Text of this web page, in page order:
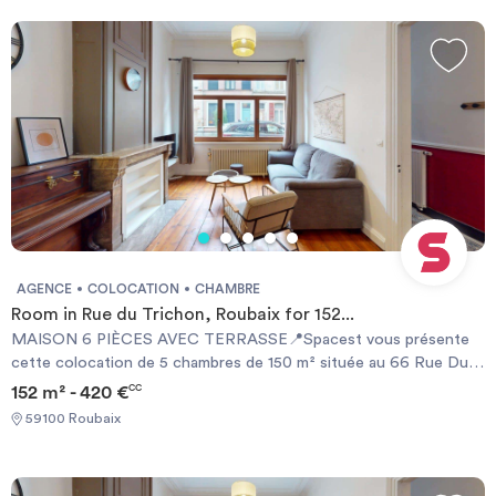
AGENCE COLOCATION CHAMBRE
Room in Rue du Trichon, Roubaix for 152...
MAISON 6 PIÈCES AVEC TERRASSE📍Spacest vous présente
cette colocation de 5 chambres de 150 m² située au 66 Rue Du
Trichon à Roubaix (59100).💤LA CHAMBRECette chambre est
équipée d'un lit double, d'un bureau, d'une chaise et d'un miroir.🛋
LES ESPACES COMMUNSL'appartement s'étend sur trois
desservant la cuisine, le séjour et la salle à manger. Le spacieux
152 m² - 420 €CC
59100 Roubaix